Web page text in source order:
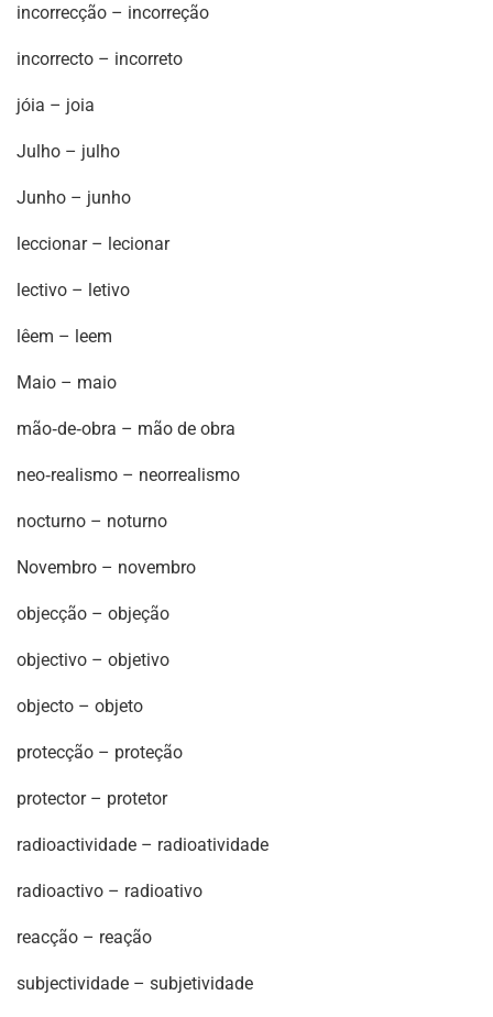
incorrecção – incorreção
incorrecto – incorreto
jóia – joia
Julho – julho
Junho – junho
leccionar – lecionar
lectivo – letivo
lêem – leem
Maio – maio
mão‐de‐obra – mão de obra
neo‐realismo – neorrealismo
nocturno – noturno
Novembro – novembro
objecção – objeção
objectivo – objetivo
objecto – objeto
protecção – proteção
protector – protetor
radioactividade – radioatividade
radioactivo – radioativo
reacção – reação
subjectividade – subjetividade